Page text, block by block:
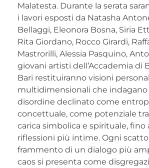
Malatesta. Durante la serata
i lavori esposti da Natasha
Bellaggi, Eleonora Bosna, Siria
Rita Giordano, Rocco Girardi,
Mastrorilli, Alessia Pasquino,
giovani artisti dell’Accademia di
Bari restituiranno visioni
multidimensionali che indagano
disordine declinato come
concettuale, come potenziale
carica simbolica e spirituale, fino
riflessioni più intime. Ogni
frammento di un dialogo più
caos si presenta come